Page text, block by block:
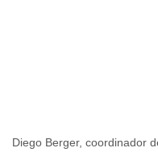
Diego Berger, coordinador